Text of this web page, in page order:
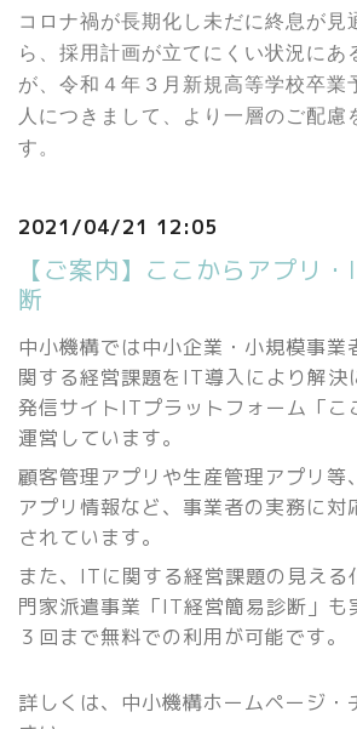
コロナ禍が長期化し未だに終息が見
ら、採用計画が立てにくい状況にあ
が、令和４年３月新規高等学校卒業
人につきまして、より一層のご配慮
す。
2021/04/21 12:05
【ご案内】ここからアプリ
断
中小機構では中小企業・小規模事業
関する経営課題をIT導入により解決
発信サイトITプラットフォーム「こ
運営しています。
顧客管理アプリや生産管理アプリ等
アプリ情報など、事業者の実務に対
されています。
また、ITに関する経営課題の見える
門家派遣事業「IT経営簡易診断」も
３回まで無料での利用が可能です。
詳しくは、中小機構ホームページ・